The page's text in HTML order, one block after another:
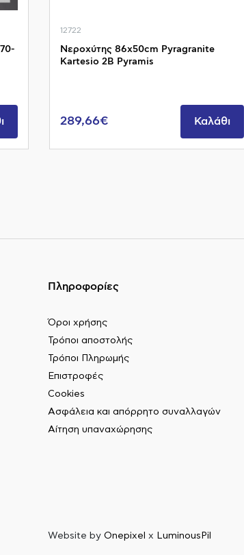
12722
Νεροχύτης 86x50cm Pyragranite
Kartesio 2B Pyramis
289,66€ Καλάθι
Πληροφορίες
Όροι χρήσης
Τρόποι αποστολής
Τρόποι Πληρωμής
Επιστροφές
Cookies
Ασφάλεια και απόρρητο συναλλαγών
Αίτηση υπαναχώρησης
Website by Onepixel x LuminousPil